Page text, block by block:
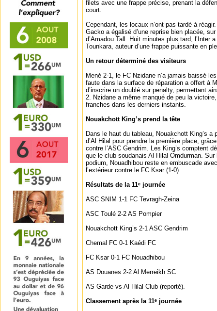
filets avec une frappe précise, prenant la
court.
Cependant, les locaux n’ont pas tardé à
Gacko a égalisé d’une reprise bien placée,
d’Amadou Tall. Huit minutes plus tard, l’Inter
Tounkara, auteur d’une frappe puissante en
Un retour déterminé des visiteurs
Mené 2-1, le FC Nzidane n’a jamais baissé
faute dans la surface de réparation a offert à
d’inscrire un doublé sur penalty, permettant
2. Nzidane a même manqué de peu la
franches dans les derniers instants.
Nouakchott King’s prend la tête
Dans le haut du tableau, Nouakchott King’s a
d’Al Hilal pour prendre la première place,
contre l’ASC Gendrim. Les King’s comptent
que le club soudanais Al Hilal Omdurman.
podium, Nouadhibou reste en embuscade
l’extérieur contre le FC Ksar (1-0).
Résultats de la 11ᵉ journée
ASC SNIM 1-1 FC Tevragh-Zeina
ASC Toulé 2-2 AS Pompier
Nouakchott King’s 2-1 ASC Gendrim
Chemal FC 0-1 Kaédi FC
FC Ksar 0-1 FC Nouadhibou
AS Douanes 2-2 Al Merreikh SC
AS Garde vs Al Hilal Club (reporté).
Classement après la 11ᵉ journée